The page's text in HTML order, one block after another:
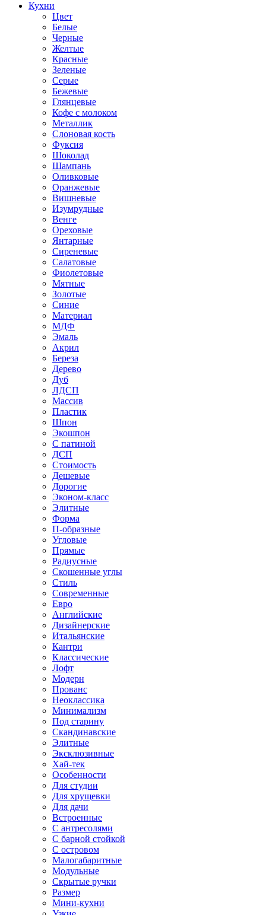
Кухни
Цвет
Белые
Черные
Желтые
Красные
Зеленые
Серые
Бежевые
Глянцевые
Кофе с молоком
Металлик
Слоновая кость
Фуксия
Шоколад
Шампань
Оливковые
Оранжевые
Вишневые
Изумрудные
Венге
Ореховые
Янтарные
Сиреневые
Салатовые
Фиолетовые
Мятные
Золотые
Синие
Материал
МДФ
Эмаль
Акрил
Береза
Дерево
Дуб
ЛДСП
Массив
Пластик
Шпон
Экошпон
С патиной
ДСП
Стоимость
Дешевые
Дорогие
Эконом-класс
Элитные
Форма
П-образные
Угловые
Прямые
Радиусные
Скошенные углы
Стиль
Современные
Евро
Английские
Дизайнерские
Итальянские
Кантри
Классические
Лофт
Модерн
Прованс
Неоклассика
Минимализм
Под старину
Скандинавские
Элитные
Эксклюзивные
Хай-тек
Особенности
Для студии
Для хрущевки
Для дачи
Встроенные
С антресолями
С барной стойкой
С островом
Малогабаритные
Модульные
Скрытые ручки
Размер
Мини-кухни